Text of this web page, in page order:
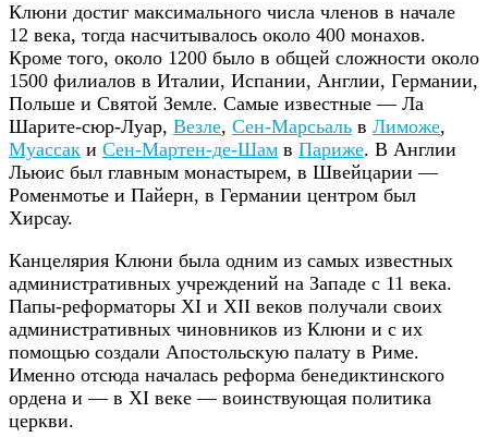
Клюни достиг максимального числа членов в начале
12 века, тогда насчитывалось около 400 монахов.
Кроме того, около 1200 было в общей сложности около
1500 филиалов в Италии, Испании, Англии, Германии,
Польше и Святой Земле. Самые известные — Ла
Шарите-сюр-Луар, Везле, Сен-Марсьаль в Лиможе,
Муассак и Сен-Мартен-де-Шам в Париже. В Англии
Льюис был главным монастырем, в Швейцарии —
Роменмотье и Пайерн, в Германии центром был
Хирcау.
Канцелярия Клюни была одним из самых известных
административных учреждений на Западе с 11 века.
Папы-реформаторы XI и XII веков получали своих
административных чиновников из Клюни и с их
помощью создали Апостольскую палату в Риме.
Именно отсюда началась реформа бенедиктинского
ордена и — в XI веке — воинствующая политика
церкви.